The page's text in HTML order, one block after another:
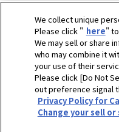
We collect unique
Please click " here"
We may sell or share
who may combine it
your use of their
Please click [Do Not
out preference signal
Privacy Policy for
Change your sell